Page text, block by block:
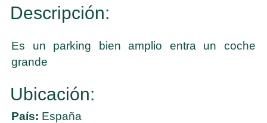
Descripción:
Es un parking bien amplio entra un coche
grande
Ubicación:
País: España